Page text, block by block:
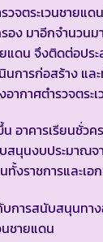
จตระเวนชายแ
ง มาอีกจำนวนม
แดน จึงติดต่อปร
นการก่อสร้าง แ
ากาศตำรวจตระ
อาคารเรียนชั่ว
สนุนงบประมาณ
งราชการและเอ
การสนับสนุนทา
ชายแดน